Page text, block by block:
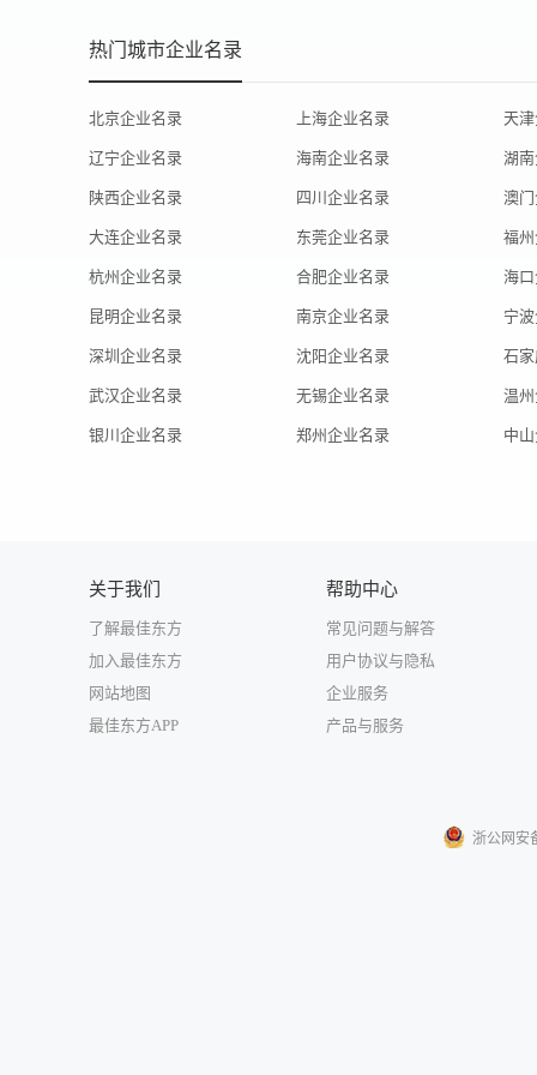
热门城市企业名录
北京企业名录 上海企业名录 天
辽宁企业名录 海南企业名录 湖
陕西企业名录 四川企业名录 澳
大连企业名录 东莞企业名录 福
杭州企业名录 合肥企业名录 海
昆明企业名录 南京企业名录 宁
深圳企业名录 沈阳企业名录 石
武汉企业名录 无锡企业名录 温
银川企业名录 郑州企业名录 中
关于我们
了解最佳东方
加入最佳东方
网站地图
最佳东方APP
帮助中心
常见问题与解答
用户协议与隐私
企业服务
产品与服务
浙公网安